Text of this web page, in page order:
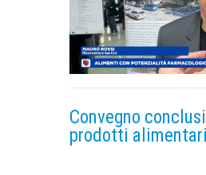
Convegno
prodotti